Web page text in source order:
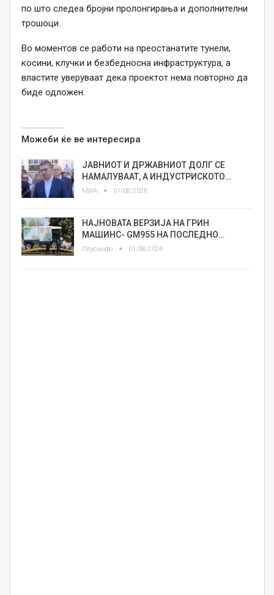
по што следеа бројни пролонгирања и дополнителни
трошоци.
Во моментов се работи на преостанатите тунели,
косини, клучки и безбедносна инфраструктура, а
властите уверуваат дека проектот нема повторно да
биде одложен.
Можеби ќе ве интересира
ЈАВНИОТ И ДРЖАВНИОТ ДОЛГ СЕ
НАМАЛУВААТ, А ИНДУСТРИСКОТО…
МИА 01/08/2026
НАЈНОВАТА ВЕРЗИЈА НА ГРИН
МАШИНС- GM955 НА ПОСЛЕДНО…
Плусинфо 01/08/2026